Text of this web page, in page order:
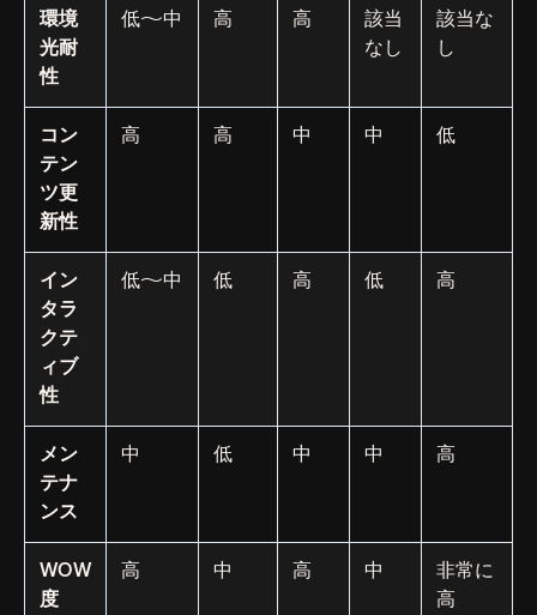
環境
光耐
性
低〜中 高 高
該当
なし
該当な
し
コン
テン
ツ更
新性
高 高 中 中 低
イン
タラ
クテ
ィブ
性
低〜中 低 高 低 高
メン
テナ
ンス
中 低 中 中 高
WOW
度
高 中 高 中
非常に
高